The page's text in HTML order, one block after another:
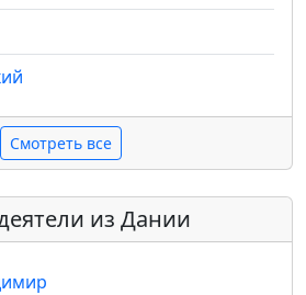
Смотреть все
из Дании